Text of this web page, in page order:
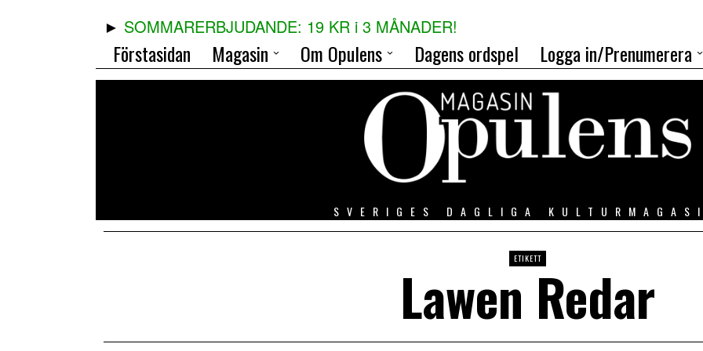
SOMMARERBJUDANDE: 19 KR i 3 MÅNADER!
Förstasidan Magasin Om Opulens Dagens ordspel Logga in/Prenumerera
SVERIGES DAGLIGA
ETIKETT
Lawen Redar